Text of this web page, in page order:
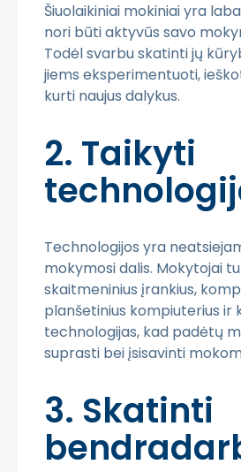
Šiuolaikiniai mokiniai yra
nori būti aktyvūs savo
Todėl svarbu skatinti jų
jiems eksperimentuoti,
kurti naujus dalykus.
2. Taikyti
Technologijos yra
mokymosi dalis. Mokytojai
skaitmeninius įrankius,
planšetinius kompiuterius ir
technologijas, kad padėtų
suprasti bei įsisavinti
3. Skatinti